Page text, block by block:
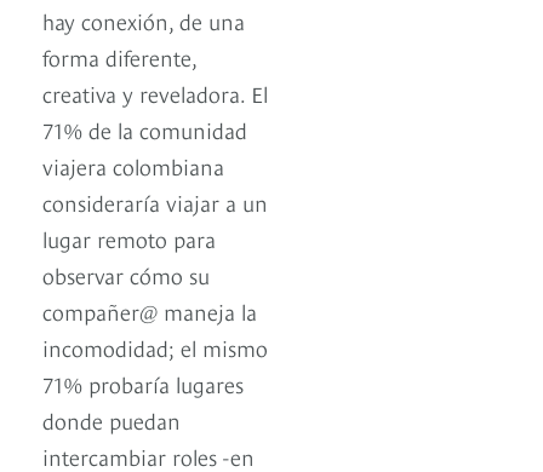
hay conexión, de una
forma diferente,
creativa y reveladora. El
71% de la comunidad
viajera colombiana
consideraría viajar a un
lugar remoto para
observar cómo su
compañer@ maneja la
incomodidad; el mismo
71% probaría lugares
donde puedan
intercambiar roles -en